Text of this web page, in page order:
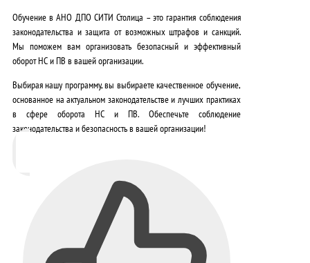
Обучение в АНО ДПО СИТИ Столица – этогарантия соблюдения
законодательства и защита от возможных штрафов и санкций.
Мы поможем вам организовать безопасный и эффективный
оборот НС и ПВ в вашей организации.
Выбирая нашу программу, вы выбираетекачественное обучение,
основанное на актуальном законодательстве и лучших практиках
в сфере оборота НС и ПВ. Обеспечьте соблюдение
законодательства и безопасность в вашей организации!